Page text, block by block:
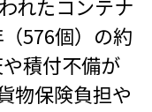
れたコンテナ
576個）の約
積付不備が
物保険負担や